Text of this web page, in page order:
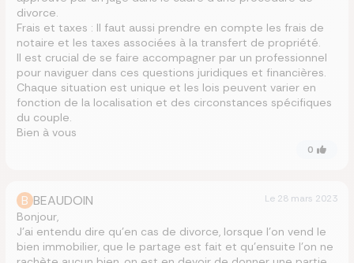
divorce.
Frais et taxes : Il faut aussi prendre en compte les frais de
notaire et les taxes associées à la transfert de propriété.
Il est crucial de se faire accompagner par un professionnel
pour naviguer dans ces questions juridiques et financières.
Chaque situation est unique et les lois peuvent varier en
fonction de la localisation et des circonstances spécifiques
du couple.
Bien à vous
0
B BEAUDOIN Le 28 mars 2023
Bonjour,
J’ai entendu dire qu’en cas de divorce, lorsque l’on vend le
bien immobilier, que le partage est fait et qu’ensuite l’on ne